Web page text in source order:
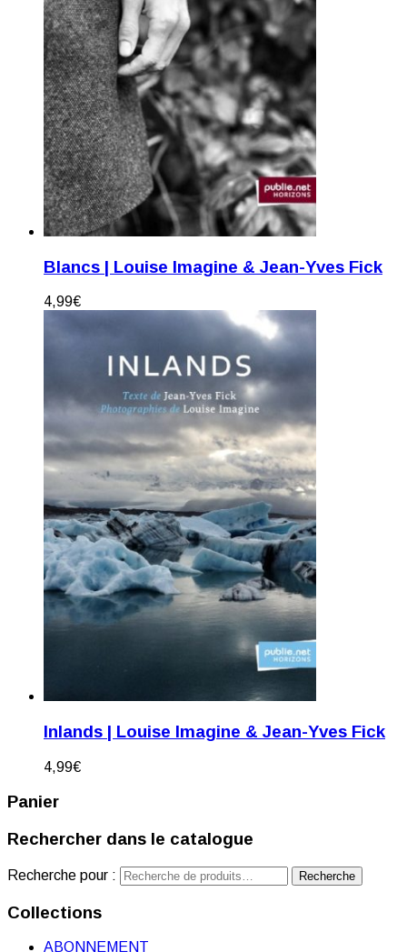
Blancs | Louise Imagine & Jean-Yves Fick
4,99€
Inlands | Louise Imagine & Jean-Yves Fick
4,99€
Panier
Rechercher dans le catalogue
Recherche pour : Recherche
Collections
ABONNEMENT